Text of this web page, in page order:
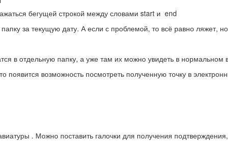
бегущей строкой между словами start и end
за текущую дату. А если с проблемой, то всё равно ляжет,
в отдельную папку, а уже там их можно увидеть в нормальном
появится возможность посмотреть полученную точку в
. Можно поставить галочки для получения